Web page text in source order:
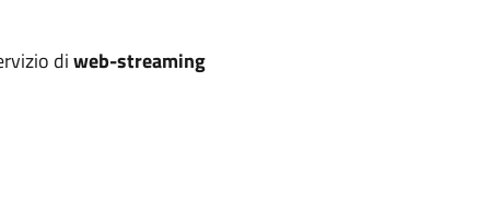
diweb-streaming